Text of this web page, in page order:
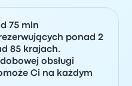
75 mln
ponad 2
85 krajach.
obsługi
Ci na każdym